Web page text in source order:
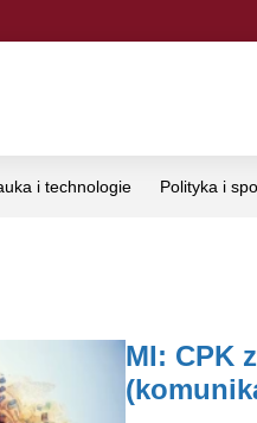
i technologie Polityka i
MI: CPK